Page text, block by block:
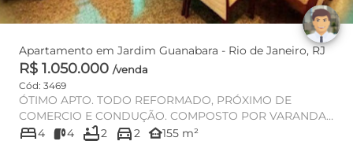
Apartamento em Jardim Guanabara - Rio de Janeiro, RJ
R$ 1.050.000 /venda
Cód: 3469
ÓTIMO APTO. TODO REFORMADO, PRÓXIMO DE
COMERCIO E CONDUÇÃO. COMPOSTO POR VARANDA,
SALÃO COM PISO EM GRANITO E LINDO REBA...
bed4 4 bathtub2 directions_car2 other_houses155 m²